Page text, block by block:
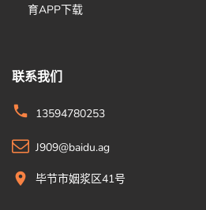
育APP下载
联系我们
13594780253
J909@baidu.ag
毕节市姻浆区41号